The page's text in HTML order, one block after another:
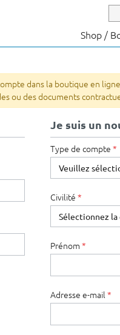
Shop /
dans la boutique en
ou des documents
Je suis un
Type de compte *
Civilité *
Prénom *
Adresse e-mail *